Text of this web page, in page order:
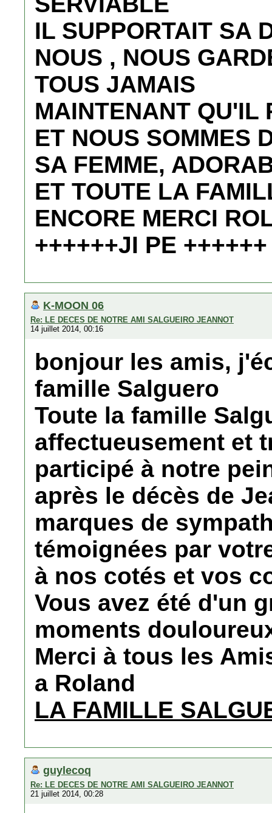
IL SUPPORTAIT SA
NOUS , NOUS
TOUS JAMAIS
MAINTENANT QU'IL
ET NOUS SOMMES
SA FEMME,
ET TOUTE LA
ENCORE MERCI
++++++JI PE ++++++
K-MOON 06
Re: LE DECES DE NOTRE AMI SALGUEIRO JEANNOT
14 juillet 2014, 00:16
bonjour les amis,
famille Salguero
Toute la famille
affectueusement et
participé à notre
après le décès de
marques de
témoignées par
à nos cotés et vos
Vous avez été d'un
moments
Merci à tous les
a Roland
LA FAMILLE
guylecoq
Re: LE DECES DE NOTRE AMI SALGUEIRO JEANNOT
21 juillet 2014, 00:28